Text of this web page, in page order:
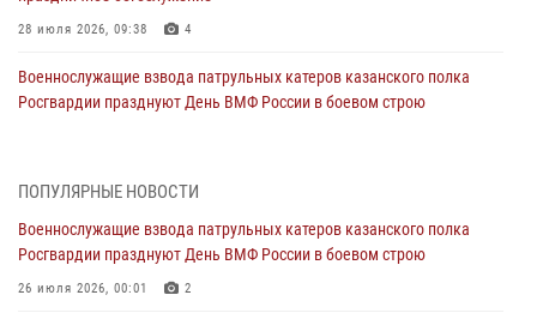
28 июля 2026, 09:38 4
Военнослужащие взвода патрульных катеров казанского полка
Росгвардии празднуют День ВМФ России в боевом строю
Татарстанские росгвардейцы завоевали «бронзу» в окружном этапе
24 июля 2026, 15:05
В казанском полку Росгвардии состоялся концерт певицы Кристины
ПОПУЛЯРНЫЕ НОВОСТИ
Военнослужащие взвода патрульных катеров казанского полка
Росгвардии празднуют День ВМФ России в боевом строю
26 июля 2026, 00:01 2